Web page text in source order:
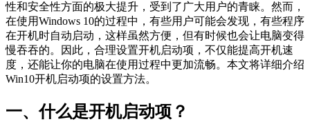
性和安全性方面的极大提升，受到了广大用户的青睐。然而，
在使用Windows 10的过程中，有些用户可能会发现，有些程序
在开机时自动启动，这样虽然方便，但有时候也会让电脑变得
慢吞吞的。因此，合理设置开机启动项，不仅能提高开机速
度，还能让你的电脑在使用过程中更加流畅。本文将详细介绍
Win10开机启动项的设置方法。
一、什么是开机启动项？